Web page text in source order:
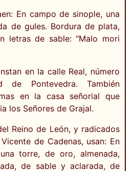
En campo de sinople, una
de gules. Bordura de plata,
letras de sable: "Malo mori
en la calle Real, número
Pontevedra. También
en la casa señorial que
los Señores de Grajal.
Reino de León, y radicados
de Cadenas, usan: En
torre, de oro, almenada,
de sable y aclarada, de